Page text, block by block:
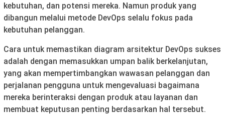
kebutuhan, dan potensi mereka. Namun produk yang
dibangun melalui metode DevOps selalu fokus pada
kebutuhan pelanggan.
Cara untuk memastikan diagram arsitektur DevOps sukses
adalah dengan memasukkan umpan balik berkelanjutan,
yang akan mempertimbangkan wawasan pelanggan dan
perjalanan pengguna untuk mengevaluasi bagaimana
mereka berinteraksi dengan produk atau layanan dan
membuat keputusan penting berdasarkan hal tersebut.